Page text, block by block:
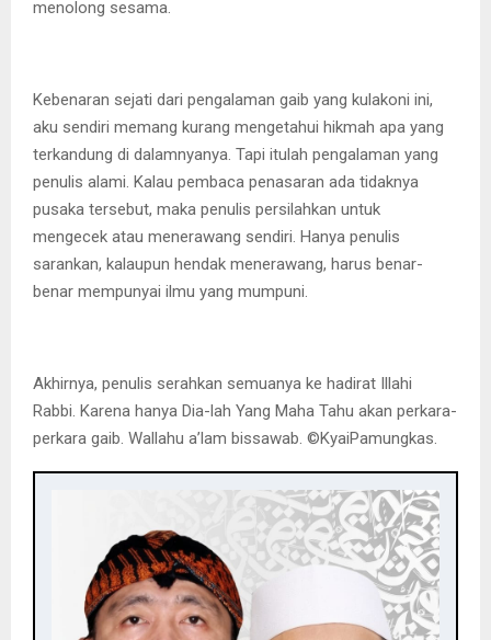
menolong sesama.
Kebenaran sejati dari pengalaman gaib yang kulakoni ini,
aku sendiri memang kurang mengetahui hikmah apa yang
terkandung di dalamnyanya. Tapi itulah pengalaman yang
penulis alami. Kalau pembaca penasaran ada tidaknya
pusaka tersebut, maka penulis persilahkan untuk
mengecek atau menerawang sendiri. Hanya penulis
sarankan, kalaupun hendak menerawang, harus benar-
benar mempunyai ilmu yang mumpuni.
Akhirnya, penulis serahkan semuanya ke hadirat Illahi
Rabbi. Karena hanya Dia-lah Yang Maha Tahu akan perkara-
perkara gaib. Wallahu a’lam bissawab. ©️KyaiPamungkas.